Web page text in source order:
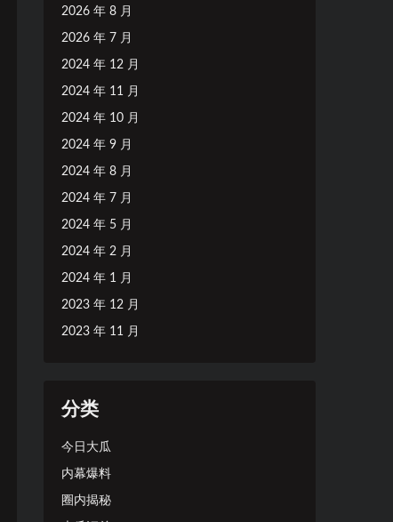
2026 年 8 月
2026 年 7 月
2024 年 12 月
2024 年 11 月
2024 年 10 月
2024 年 9 月
2024 年 8 月
2024 年 7 月
2024 年 5 月
2024 年 2 月
2024 年 1 月
2023 年 12 月
2023 年 11 月
分类
今日大瓜
内幕爆料
圈内揭秘